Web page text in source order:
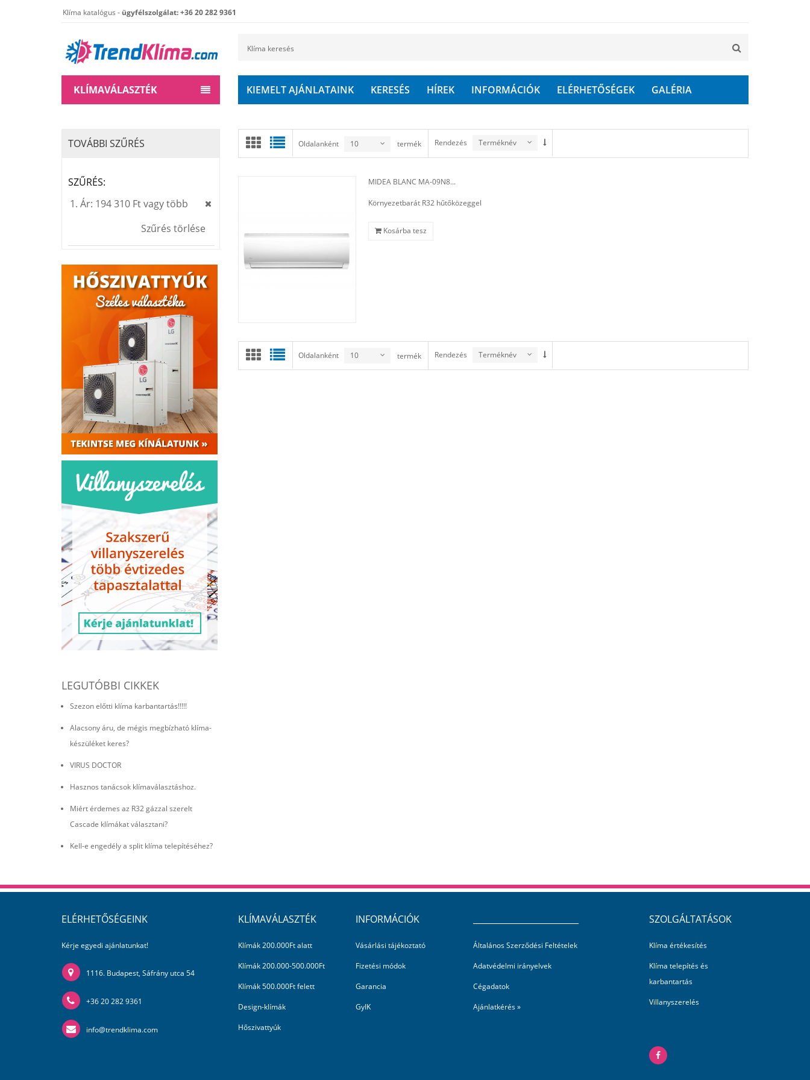
Klíma katalógus - ügyfélszolgálat: +36 20 282 9361
KLÍMAVÁLASZTÉK KIEMELT AJÁNLATAINK KERESÉS HÍREK INFORMÁCIÓK ELÉRHETŐSÉGEK GALÉRIA
TOVÁBBI SZŰRÉS
SZŰRÉS:
Ár: 194 310 Ft vagy több
Szűrés törlése
LEGUTÓBBI CIKKEK
Szezon előtti klíma karbantartás!!!!!
Alacsony áru, de mégis megbízható klíma-
készüléket keres?
VIRUS DOCTOR
Hasznos tanácsok klímaválasztáshoz.
Miért érdemes az R32 gázzal szerelt
Cascade klímákat választani?
Kell-e engedély a split klíma telepítéséhez?
Oldalanként 10 termék Rendezés Terméknév
MIDEA BLANC MA-09N8...
Környezetbarát R32 hűtőközeggel
Kosárba tesz
Oldalanként 10 termék Rendezés Terméknév
ELÉRHETŐSÉGEINK
Kérje egyedi ajánlatunkat!
1116. Budapest, Sáfrány utca 54
+36 20 282 9361
info@trendklima.com
KLÍMAVÁLASZTÉK
Klímák 200.000Ft alatt
Klímák 200.000-500.000Ft
Klímák 500.000Ft felett
Design-klímák
Hőszivattyúk
INFORMÁCIÓK
Vásárlási tájékoztató
Fizetési módok
Garancia
GyIK
Általános Szerződési Feltételek
Adatvédelmi irányelvek
Cégadatok
Ajánlatkérés »
SZOLGÁLTATÁSOK
Klíma értékesítés
Klíma telepítés és
karbantartás
Villanyszerelés